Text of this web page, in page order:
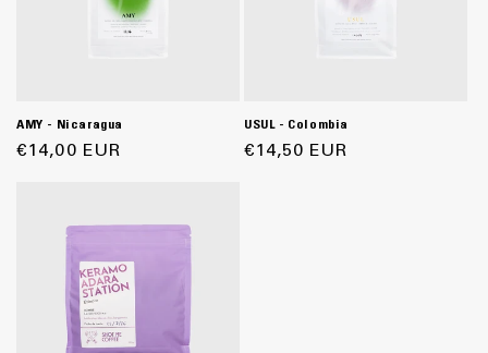
AMY - Nicaragua
Precio
€14,00 EUR
USUL - Colombia
Precio
€14,50 EUR